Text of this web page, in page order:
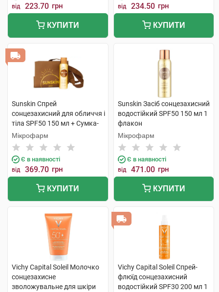
від 223.70 грн
КУПИТИ
від 234.50 грн
КУПИТИ
Sunskin Спрей
сонцезахисний для обличчя і
тіла SPF50 150 мл + Сумка-
шопер 150 мл 1 набір
Мікрофарм
Є в наявності
від 369.70 грн
КУПИТИ
Sunskin Засіб сонцезахисний
водостійкий SPF50 150 мл 1
флакон
Мікрофарм
Є в наявності
від 471.00 грн
КУПИТИ
Vichy Capital Soleil Молочко
сонцезахисне
зволожувальне для шкіри
Vichy Capital Soleil Спрей-
флюїд сонцезахисний
водостійкий SPF30 200 мл 1